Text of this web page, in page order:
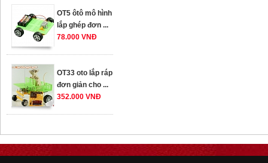
78.000 VNĐ
352.000 VNĐ
...
259.000 VNĐ